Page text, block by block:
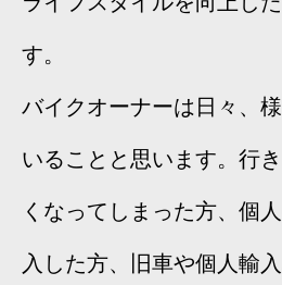
す。
バイクオーナーは日々、
いることと思います。行
くなってしまった方、個
入した方、旧車や個人輸